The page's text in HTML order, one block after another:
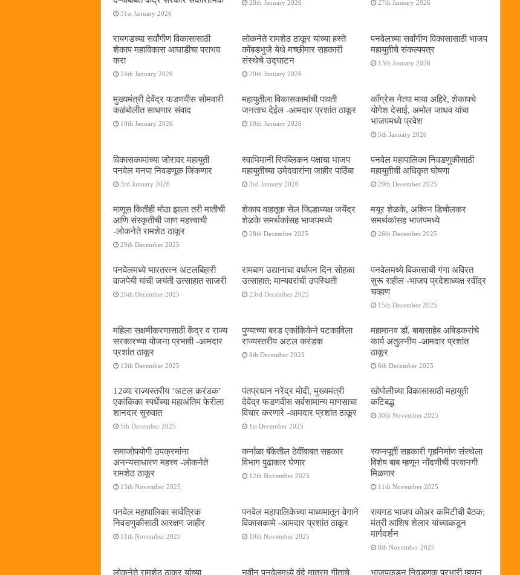
31st January 2026
28th January 2026 27th January 2026
रायगडच्या सर्वांगीण विकासासाठी
शेकाप महाविकास आघाडीचा पराभव
करा
24th January 2026
लोकनेते रामशेठ ठाकूर यांच्या हस्ते
कोंबडभुजे येथे मच्छीमार सहकारी
संस्थेचे उद्घाटन
20th January 2026
पनवेलच्या सर्वांगीण विकासासाठी भाजप
महायुतीचे संकल्पपत्र
13th January 2026
मुख्यमंत्री देवेंद्र फडणवीस सोमवारी
कळंबोलीत साधणार संवाद
10th January 2026
महायुतीला विकासकामांची पावती
जनताच देईल -आमदार प्रशांत ठाकूर
10th January 2026
काँग्रेस नेत्या माया अहिरे, शेकापचे
योगेश देसाई, अमोल जाधव यांचा
भाजपमध्ये प्रवेश
5th January 2026
विकासकामांच्या जोरावर महायुती
पनवेल मनपा निवडणूक जिंकणार
3rd January 2026
स्वाभिमानी रिपब्लिकन पक्षाचा भाजप
महायुतीच्या उमेदवारांना जाहीर पाठिंबा
3rd January 2026
पनवेल महापालिका निवडणुकीसाठी
महायुतीची अधिकृत घोषणा
29th December 2025
माणूस कितीही मोठा झाला तरी मातीची
आणि संस्कृतीची जाण महत्त्वाची
-लोकनेते रामशेठ ठाकूर
29th December 2025
शेकाप वाहतूक सेल जिल्हाध्यक्ष जयेंद्र
शेळके समर्थकांसह भाजपमध्ये
28th December 2025
मयूर शेळके, अश्विन डिचोलकर
समर्थकांसह भाजपमध्ये
26th December 2025
पनवेलमध्ये भारतरत्न अटलबिहारी
वाजपेयी यांची जयंती उत्साहात साजरी
25th December 2025
रामबाग उद्यानाचा वर्धापन दिन सोहळा
उत्साहात; मान्यवरांची उपस्थिती
23rd December 2025
पनवेलमध्ये विकासाची गंगा अविरत
सुरू राहील -भाजप प्रदेशाध्यक्ष रवींद्र
चव्हाण
15th December 2025
महिला सक्षमीकरणासाठी केंद्र व राज्य
सरकारच्या योजना प्रभावी -आमदार
प्रशांत ठाकूर
13th December 2025
पुण्याच्या बरड एकांकिकेने पटकाविला
राज्यस्तरीय अटल करंडक
8th December 2025
महामानव डॉ. बाबासाहेब आंबेडकरांचे
कार्य अतुलनीय -आमदार प्रशांत
ठाकूर
6th December 2025
12व्या राज्यस्तरीय ’अटल करंडक’
एकांकिका स्पर्धेच्या महाअंतिम फेरीला
शानदार सुरुवात
5th December 2025
पंतप्रधान नरेंद्र मोदी, मुख्यमंत्री
देवेंद्र फडणवीस सर्वसामान्य माणसाचा
विचार करणारे -आमदार प्रशांत ठाकूर
1st December 2025
खोपोलीच्या विकासासाठी महायुती
कटिबद्ध
30th November 2025
समाजोपयोगी उपक्रमांना
अनन्यसाधारण महत्त्व -लोकनेते
रामशेठ ठाकूर
13th November 2025
कर्नाळा बँकेतील ठेवींबाबत सहकार
विभाग पुढाकार घेणार
12th November 2025
स्वप्नपूर्ती सहकारी गृहनिर्माण संस्थेला
विशेष बाब म्हणून नोंदणीची परवानगी
मिळणार
11th November 2025
पनवेल महापालिका सार्वत्रिक
निवडणुकीसाठी आरक्षण जाहीर
11th November 2025
पनवेल महापालिकेच्या माध्यमातून वेगाने
विकासकामे -आमदार प्रशांत ठाकूर
10th November 2025
रायगड भाजप कोअर कमिटीची बैठक;
मंत्री आशिष शेलार यांच्याकडून
मार्गदर्शन
8th November 2025
लोकनेते रामशेठ ठाकूर यांच्या नवीन पनवेलमध्ये वंदे मातरम् गीताचे भाजपकडून निवडणूक प्रभारी म्हणून